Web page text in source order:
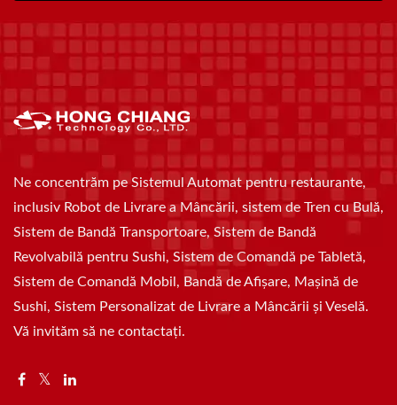
Ne concentrăm pe Sistemul Automat pentru restaurante,
inclusiv Robot de Livrare a Mâncării, sistem de Tren cu Bulă,
Sistem de Bandă Transportoare, Sistem de Bandă
Revolvabilă pentru Sushi, Sistem de Comandă pe Tabletă,
Sistem de Comandă Mobil, Bandă de Afișare, Mașină de
Sushi, Sistem Personalizat de Livrare a Mâncării și Veselă.
Vă invităm să ne contactați.